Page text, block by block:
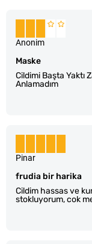
Maske
Cildimi Başta Yaktı
Anlamadım
Anonim
frudia bir harika
Cildim hassas ve
stokluyorum, cok
Pinar